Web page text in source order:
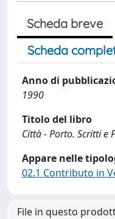
Scheda breve
Scheda
Anno di
1990
Titolo del libro
Città - Porto. Scritti e
Appare nelle
02.1 Contributo in
File in questo